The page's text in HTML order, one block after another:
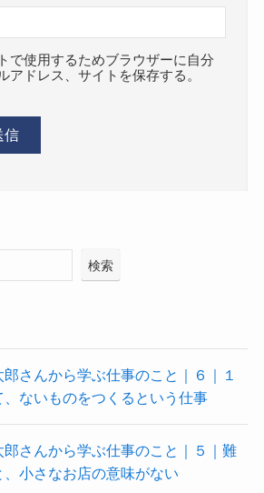
で使用するためブラウザーに自分
アドレス、サイトを保存する。
検索
さんから学ぶ仕事のこと｜６｜１
、ないものをつくるという仕事
さんから学ぶ仕事のこと｜５｜難
、小さなお店の意味がない